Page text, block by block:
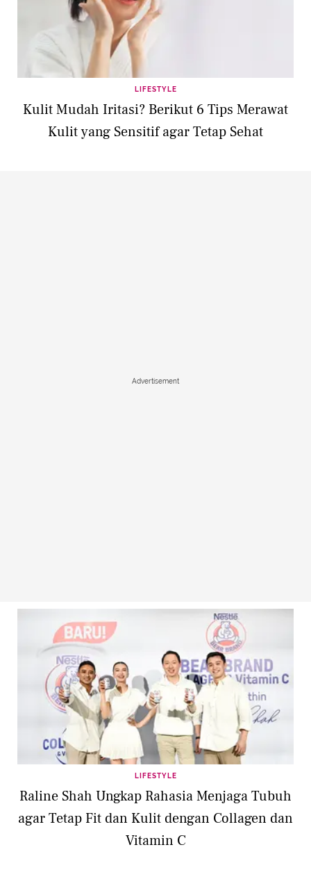
LIFESTYLE
Kulit Mudah Iritasi? Berikut 6 Tips Merawat
Kulit yang Sensitif agar Tetap Sehat
Advertisement
LIFESTYLE
Raline Shah Ungkap Rahasia Menjaga Tubuh
agar Tetap Fit dan Kulit dengan Collagen dan
Vitamin C